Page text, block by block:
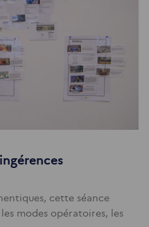
cette séance
modes opératoires, les